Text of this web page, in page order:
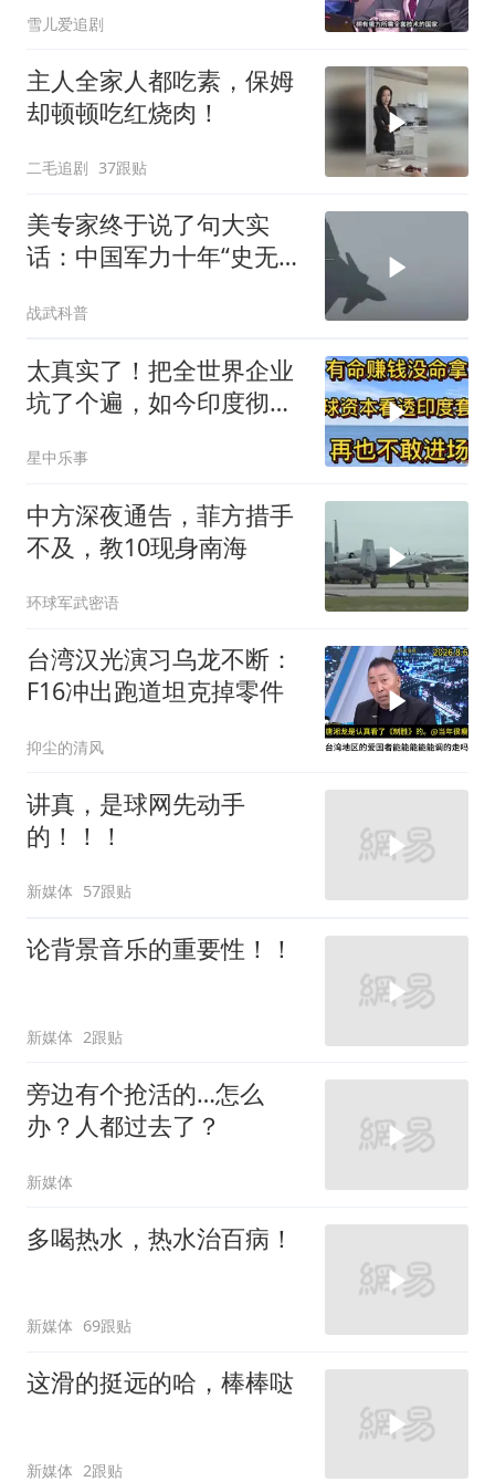
雪儿爱追剧
主人全家人都吃素，保姆
却顿顿吃红烧肉！
二毛追剧 37跟贴
美专家终于说了句大实
话：中国军力十年“史无前
住了
战武科普
太真实了！把全世界企业
坑了个遍，如今印度彻底
星中乐事
中方深夜通告，菲方措手
不及，教10现身南海
环球军武密语
台湾汉光演习乌龙不断：
F16冲出跑道坦克掉零件
抑尘的清风
讲真，是球网先动手
的！！！
新媒体 57跟贴
论背景音乐的重要性！！
新媒体 2跟贴
旁边有个抢活的…怎么
办？人都过去了？
新媒体
多喝热水，热水治百病！
新媒体 69跟贴
这滑的挺远的哈，棒棒哒
新媒体 2跟贴